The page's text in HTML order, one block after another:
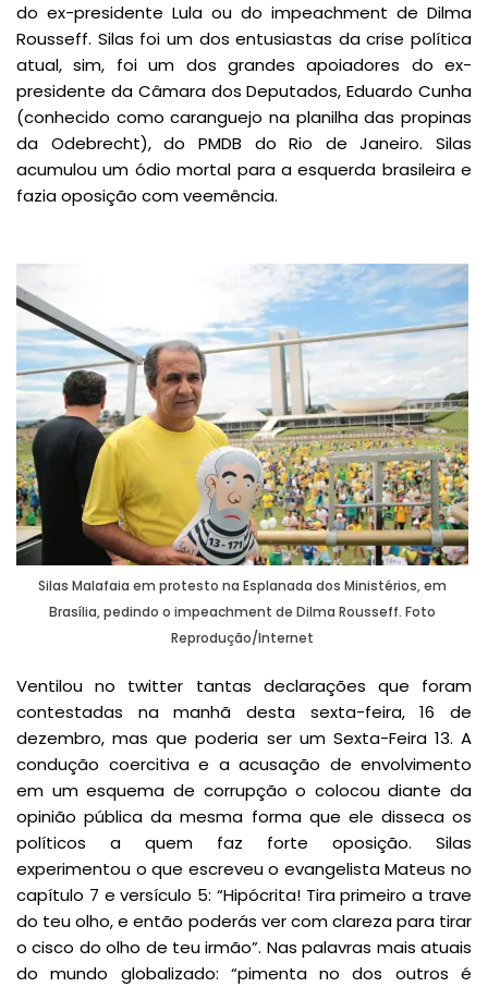
do ex-presidente Lula ou do impeachment de Dilma
Rousseff. Silas foi um dos entusiastas da crise política
atual, sim, foi um dos grandes apoiadores do ex-
presidente da Câmara dos Deputados, Eduardo Cunha
(conhecido como caranguejo na planilha das propinas
da Odebrecht), do PMDB do Rio de Janeiro. Silas
acumulou um ódio mortal para a esquerda brasileira e
fazia oposição com veemência.
Silas Malafaia em protesto na Esplanada dos Ministérios, em
Brasília, pedindo o impeachment de Dilma Rousseff. Foto
Reprodução/Internet
Ventilou no twitter tantas declarações que foram
contestadas na manhã desta sexta-feira, 16 de
dezembro, mas que poderia ser um Sexta-Feira 13. A
condução coercitiva e a acusação de envolvimento
em um esquema de corrupção o colocou diante da
opinião pública da mesma forma que ele disseca os
políticos a quem faz forte oposição. Silas
experimentou o que escreveu o evangelista Mateus no
capítulo 7 e versículo 5: “Hipócrita! Tira primeiro a trave
do teu olho, e então poderás ver com clareza para tirar
o cisco do olho de teu irmão”. Nas palavras mais atuais
do mundo globalizado: “pimenta no dos outros é